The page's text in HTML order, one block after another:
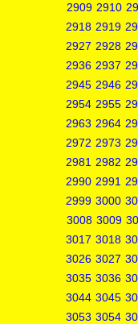
2909 2910
2918 2919
2927 2928
2936 2937
2945 2946
2954 2955
2963 2964
2972 2973
2981 2982
2990 2991
2999 3000
3008 3009
3017 3018
3026 3027
3035 3036
3044 3045
3053 3054